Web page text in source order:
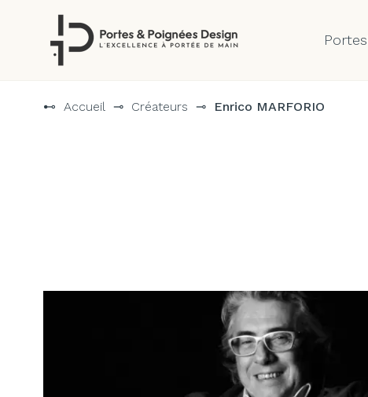
Portes
⊷ Accueil ⊸ Créateurs ⊸ Enrico MARFORIO